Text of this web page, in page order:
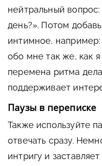
нейтральный
день?». Потом
интимное,
обо мне так же, как я
перемена ритма
поддерживает
Паузы в переписке
Также используйте
отвечать сразу.
интригу и